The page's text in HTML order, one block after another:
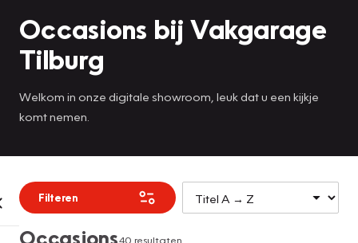
Occasions bij Vakgarage
Tilburg
Welkom in onze digitale showroom, leuk dat u een kijkje
komt nemen.
Filteren
Occasions40 resultaten